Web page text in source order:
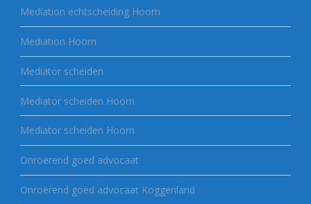
Mediation echtscheiding Hoorn
Mediation Hoorn
Mediator scheiden
Mediator scheiden Hoorn
Mediator scheiden Hoorn
Onroerend goed advocaat
Onroerend goed advocaat Koggenland